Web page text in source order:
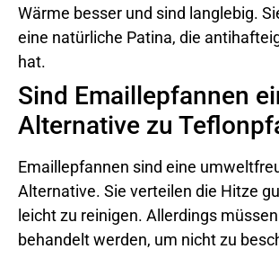
Wärme besser und sind langlebig.
eine natürliche Patina, die
hat.
Sind Emaillepfannen
Alternative zu
Emaillepfannen sind eine
Alternative. Sie verteilen die Hitze
leicht zu reinigen. Allerdings
behandelt werden, um nicht zu